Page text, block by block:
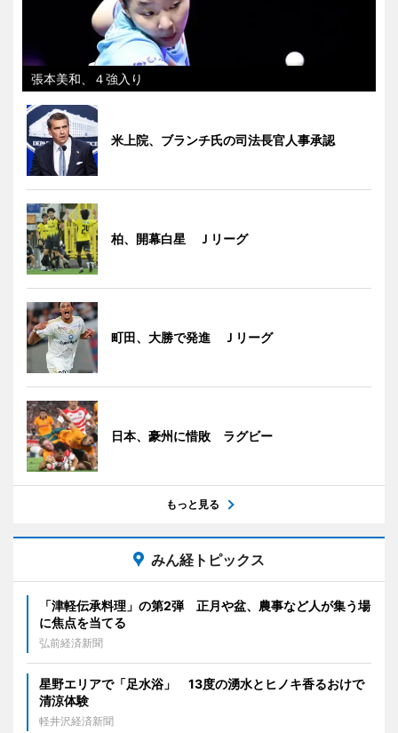
張本美和、４強入り
米上院、ブランチ氏の司法長官人事承認
柏、開幕白星 Ｊリーグ
町田、大勝で発進 Ｊリーグ
日本、豪州に惜敗 ラグビー
もっと見る
みん経トピックス
「津軽伝承料理」の第2弾 正月や盆、農事など人が集う場
に焦点を当てる
弘前経済新聞
星野エリアで「足水浴」 13度の湧水とヒノキ香るおけで
清涼体験
軽井沢経済新聞